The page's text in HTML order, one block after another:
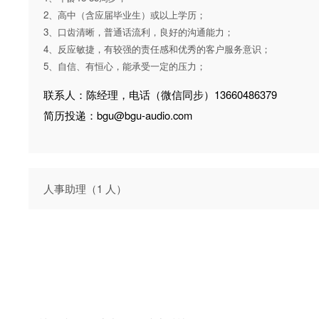
2、高中（含应届毕业生）或以上学历；
3、口齿清晰，普通话流利，良好的沟通能力；
4、反应敏捷，有较强的责任感和优秀的客户服务意识；
5、自信、有恒心，能承受一定的压力；
联系人：陈经理，电话（微信同步）13660486379
简历投递：bgu@bgu-audio.com
人事助理（1 人）